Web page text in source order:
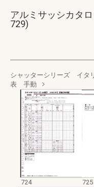
アルミサッシカタ
729)
シャッターシリーズ イ
表 手動
724
725